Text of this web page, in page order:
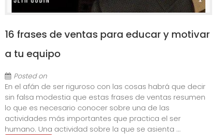
16 frases de ventas para educar y motivar
a tu equipo
Posted on
En el afán de ser riguroso con las cosas habrá que decir
sin falsa modestia que estas frases de ventas resumen
lo que es necesario conocer sobre una de las
actividades más importantes que practica el ser
humano. Una actividad sobre la que se asienta ...